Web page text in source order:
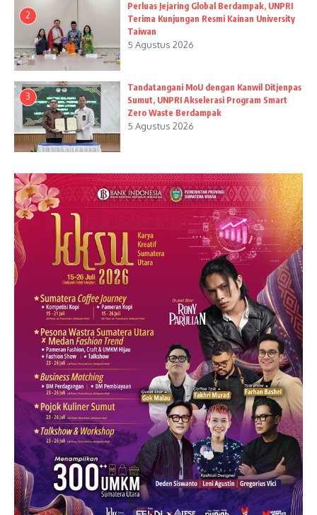
2
Perluas Jejaring Global Berdampak, UNPRI
Terima Kunjungan Resmi Kainan University
Taiwan
5 Agustus 2026
3
Tandatangani MoU dengan Kanwil Ditjenpas
Sumut, UNPRI Akselerasi Program Smart
Zero Waste Berdampak
5 Agustus 2026